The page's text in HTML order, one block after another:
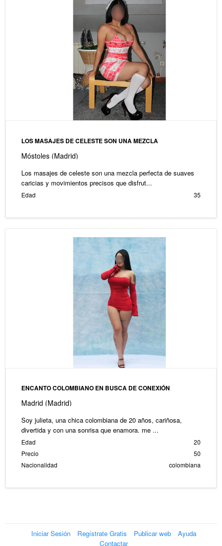
LOS MASAJES DE CELESTE SON UNA MEZCLA
Móstoles (Madrid)
Los masajes de celeste son una mezcla perfecta de suaves
caricias y movimientos precisos que disfrut...
Edad 35
ENCANTO COLOMBIANO EN BUSCA DE CONEXIÓN
Madrid (Madrid)
Soy julieta, una chica colombiana de 20 años, cariñosa,
divertida y con una sonrisa que enamora. me ...
Edad
20
Precio
50
Nacionalidad
colombiana
Iniciar Sesión Regístrate Gratis Publicar web
Ayuda
Contactar